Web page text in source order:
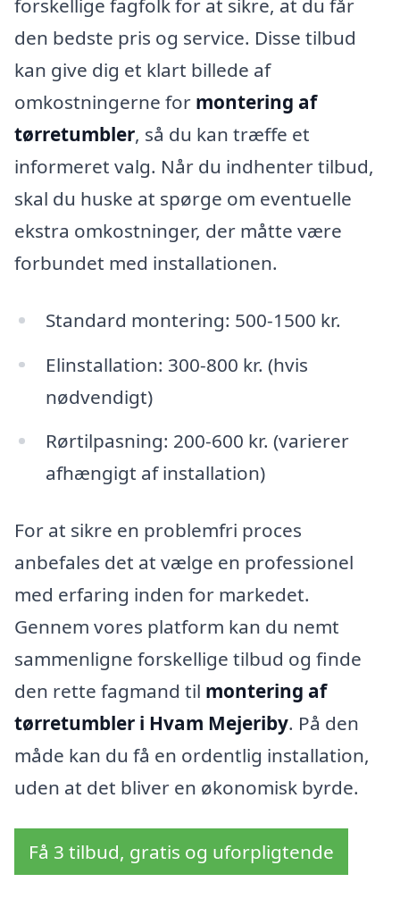
forskellige fagfolk for at sikre, at du får
den bedste pris og service. Disse tilbud
kan give dig et klart billede af
omkostningerne for montering af
tørretumbler, så du kan træffe et
informeret valg. Når du indhenter tilbud,
skal du huske at spørge om eventuelle
ekstra omkostninger, der måtte være
forbundet med installationen.
Standard montering: 500-1500 kr.
Elinstallation: 300-800 kr. (hvis
nødvendigt)
Rørtilpasning: 200-600 kr. (varierer
afhængigt af installation)
For at sikre en problemfri proces
anbefales det at vælge en professionel
med erfaring inden for markedet.
Gennem vores platform kan du nemt
sammenligne forskellige tilbud og finde
den rette fagmand til montering af
tørretumbler i Hvam Mejeriby. På den
måde kan du få en ordentlig installation,
uden at det bliver en økonomisk byrde.
Få 3 tilbud, gratis og uforpligtende